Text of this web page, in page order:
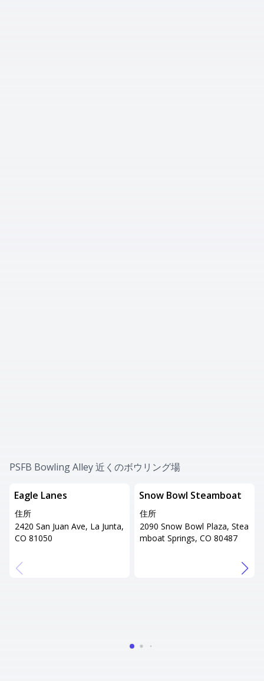
PSFB Bowling Alley 近くのボウリング場
Eagle Lanes
住所
2420 San Juan Ave, La Junta,
CO 81050
Snow Bowl Steamboat
住所
2090 Snow Bowl Plaza, Stea
mboat Springs, CO 80487